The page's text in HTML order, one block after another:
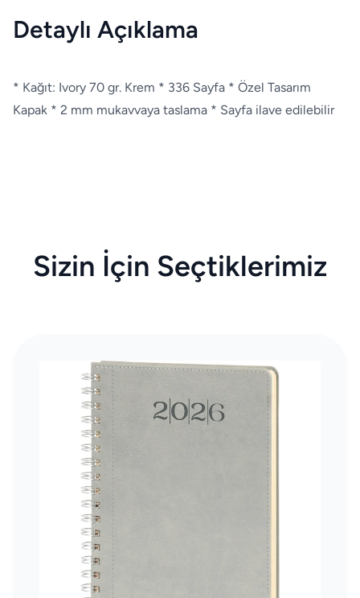
Detaylı Açıklama
* Kağıt: Ivory 70 gr. Krem * 336 Sayfa * Özel Tasarım
Kapak * 2 mm mukavvaya taslama * Sayfa ilave edilebilir
Sizin İçin Seçtiklerimiz